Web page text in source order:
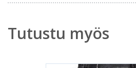
Tutustu myös